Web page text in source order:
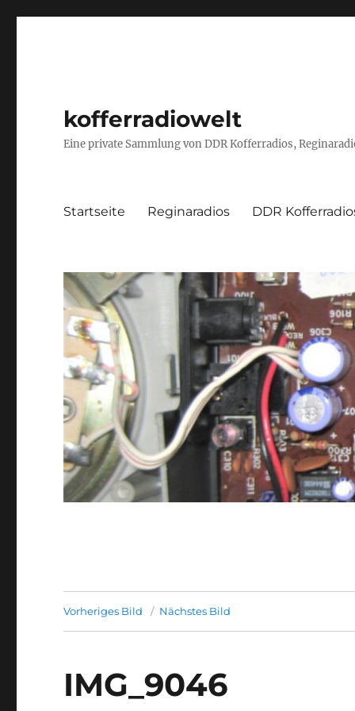
kofferradiowelt
Eine private Sammlung von DDR Kofferradios,
Startseite Reginaradios DDR
Vorheriges Bild Nächstes Bild
IMG_9046